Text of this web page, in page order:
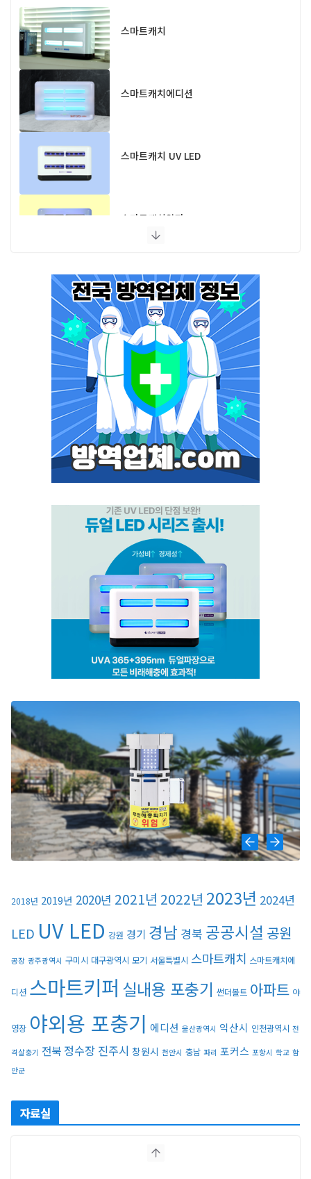
스마트캐치
스마트캐치에디션
스마트캐치 UV LED
스마트캐치알파 UV LED
스마트캐치에디션 UV LED
플라이포커스
모스포커스
포커스 LED
스마트키퍼 UV LED 일반형
스마트키퍼 UV LED 고급형
2018년 2019년 2020년 2021년 2022년 2023년 2024년
LED UV LED 강원 경기 경남 경북 공공시설 공원
공장 광주광역시 구미시 대구광역시 모기 서울특별시 스마트캐치 스마트캐치에
디션 스마트키퍼 실내용 포충기 썬더볼트 아파트 야
영장 야외용 포충기 에디션 울산광역시 익산시 인천광역시 전
격살충기 전북 정수장 진주시 창원시 천안시 충남 파리 포커스 포항시 학교 함
안군
자료실